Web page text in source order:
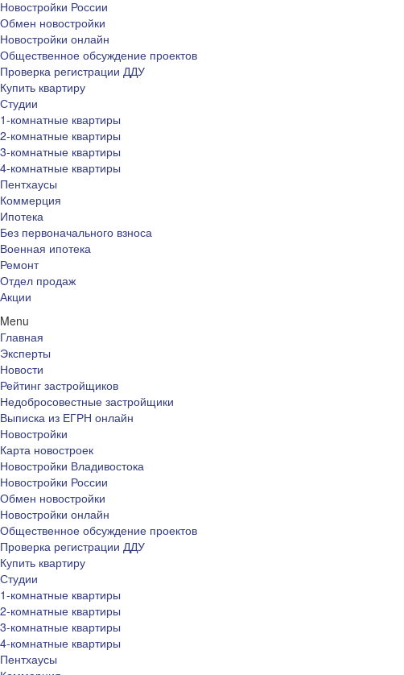
Новостройки России
Обмен новостройки
Новостройки онлайн
Общественное обсуждение проектов
Проверка регистрации ДДУ
Купить квартиру
Студии
1-комнатные квартиры
2-комнатные квартиры
3-комнатные квартиры
4-комнатные квартиры
Пентхаусы
Коммерция
Ипотека
Без первоначального взноса
Военная ипотека
Ремонт
Отдел продаж
Акции
Menu
Главная
Эксперты
Новости
Рейтинг застройщиков
Недобросовестные застройщики
Выписка из ЕГРН онлайн
Новостройки
Карта новостроек
Новостройки Владивостока
Новостройки России
Обмен новостройки
Новостройки онлайн
Общественное обсуждение проектов
Проверка регистрации ДДУ
Купить квартиру
Студии
1-комнатные квартиры
2-комнатные квартиры
3-комнатные квартиры
4-комнатные квартиры
Пентхаусы